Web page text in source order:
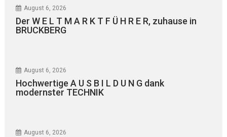
August 6, 2026
Der W E L T M A R K T F Ü H R E R, zuhause in
BRUCKBERG
August 6, 2026
Hochwertige A U S B I L D U N G dank
modernster TECHNIK
August 6, 2026